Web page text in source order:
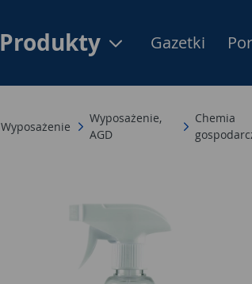
Produkty Gazetki
Wyposażenie
Wyposażenie,
AGD
Chemia